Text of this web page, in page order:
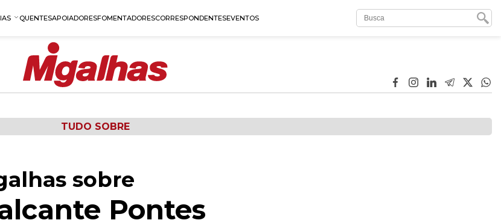
QUENTESAPOIADORESFOMENTADORESCORRESPONDENTESEVENTOS
TUDO SOBRE
sobre
Pontes